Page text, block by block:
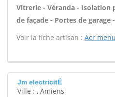
Vitrerie - Véranda - Isolation
de façade - Portes de
Voir la fiche artisan : Acr
Jm electricitÉ
Ville : , Amiens